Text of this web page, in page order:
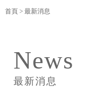
首頁 > 最新消息
最新消息
News